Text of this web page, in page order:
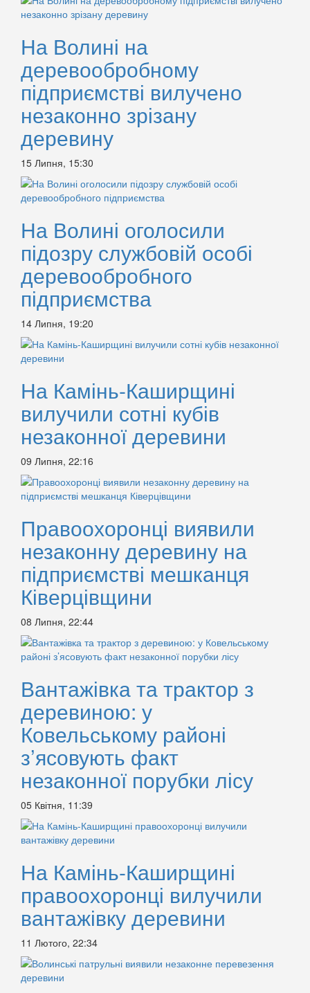
На Волині на
деревообробному
підприємстві вилучено
незаконно зрізану
деревину
15 Липня, 15:30
На Волині оголосили
підозру службовій особі
деревообробного
підприємства
14 Липня, 19:20
На Камінь-Каширщині
вилучили сотні кубів
незаконної деревини
09 Липня, 22:16
Правоохоронці виявили
незаконну деревину на
підприємстві мешканця
Ківерцівщини
08 Липня, 22:44
Вантажівка та трактор з
деревиною: у
Ковельському районі
з’ясовують факт
незаконної порубки лісу
05 Квітня, 11:39
На Камінь-Каширщині
правоохоронці вилучили
вантажівку деревини
11 Лютого, 22:34